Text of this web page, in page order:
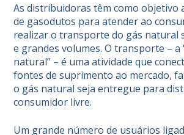
As distribuidoras têm como objetivo
de gasodutos para atender ao
realizar o transporte do gás natural
e grandes volumes. O transporte – a
natural” – é uma atividade que
fontes de suprimento ao mercado,
o gás natural seja entregue para
consumidor livre.
Um grande número de usuários